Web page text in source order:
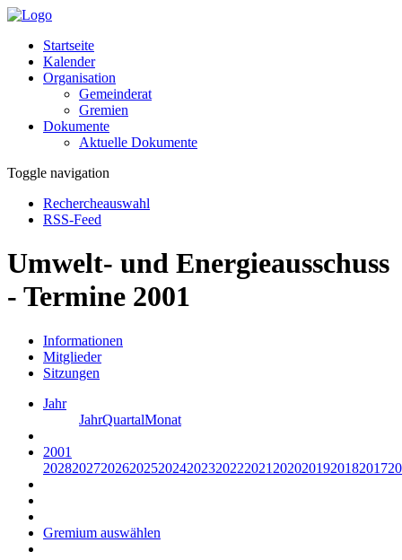
Startseite
Kalender
Organisation
Gemeinderat
Gremien
Dokumente
Aktuelle Dokumente
Toggle navigation
Rechercheauswahl
RSS-Feed
Umwelt- und Energieausschuss
- Termine 2001
Informationen
Mitglieder
Sitzungen
Jahr
JahrQuartalMonat
2001
20282027202620252024202320222021 2020201920182017
Gremium auswählen